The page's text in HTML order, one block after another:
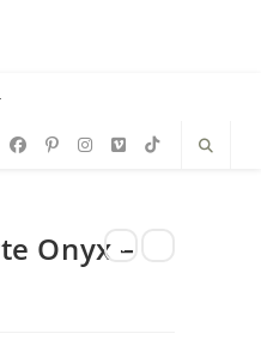
Onyx –